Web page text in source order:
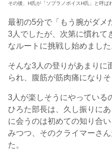
その後、H氏が「ソプラノボイスH氏」と呼ば
最初の5分で「もう腕がダメ
3人でしたが、次第に慣れて
なルートに挑戦し始めました
そんな3人の登りがあまりに
られ、腹筋が筋肉痛になりそ
3人が楽しそうにやっている
ひろた部長は、久し振りに
に会うのは初めての知り合
みつつ、そのクライマーさ
た。